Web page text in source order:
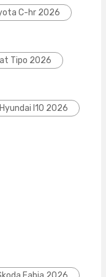
C-hr 2026
Tipo 2026
I10 2026